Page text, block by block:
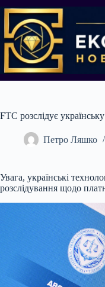
до
вмісту
FTC розслідує
Петро Ляшко
Увага, українські
розслідування щодо